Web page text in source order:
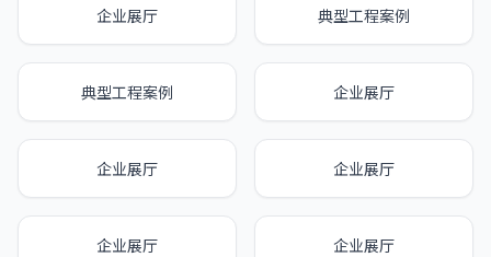
企业展厅 典型工程案例
典型工程案例 企业展厅
企业展厅 企业展厅
企业展厅 企业展厅